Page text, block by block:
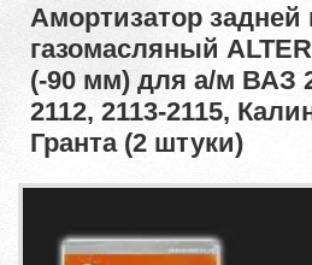
Амортизатор задней
газомасляный
(-90 мм) для а/м ВАЗ
2112, 2113-2115,
Гранта (2 штуки)